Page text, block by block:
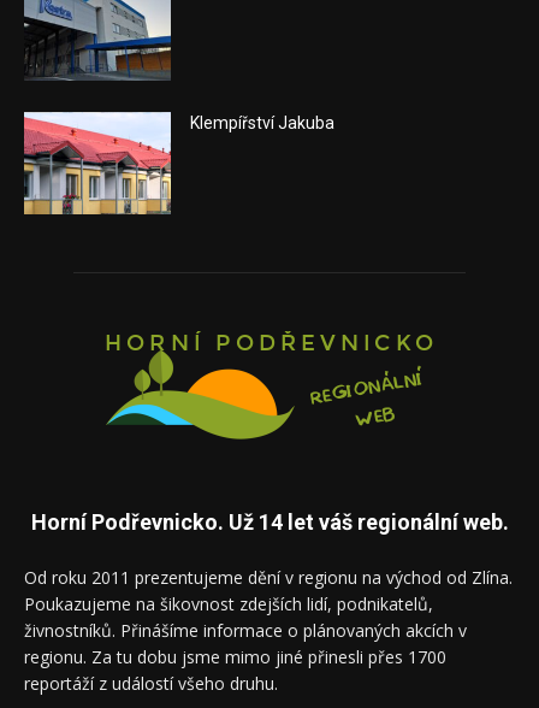
Klempířství Jakuba
Horní Podřevnicko. Už 14 let váš regionální web.
Od roku 2011 prezentujeme dění v regionu na východ od Zlína.
Poukazujeme na šikovnost zdejších lidí, podnikatelů,
živnostníků. Přinášíme informace o plánovaných akcích v
regionu. Za tu dobu jsme mimo jiné přinesli přes 1700
reportáží z událostí všeho druhu.